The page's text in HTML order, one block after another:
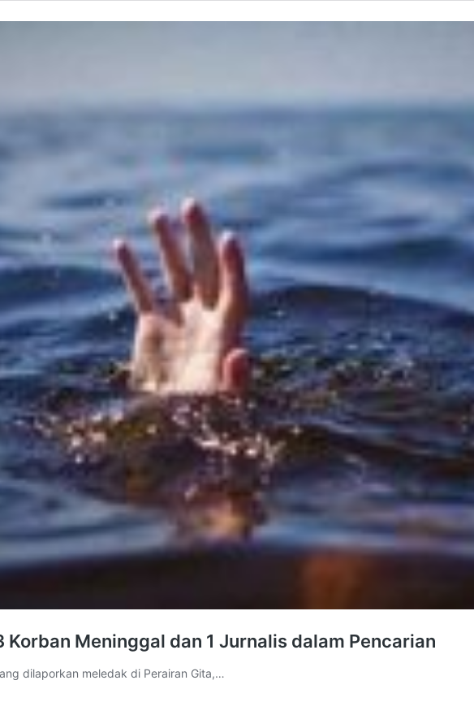
Meninggal dan 1 Jurnalis dalam Pencarian
dilaporkan meledak di Perairan Gita,…